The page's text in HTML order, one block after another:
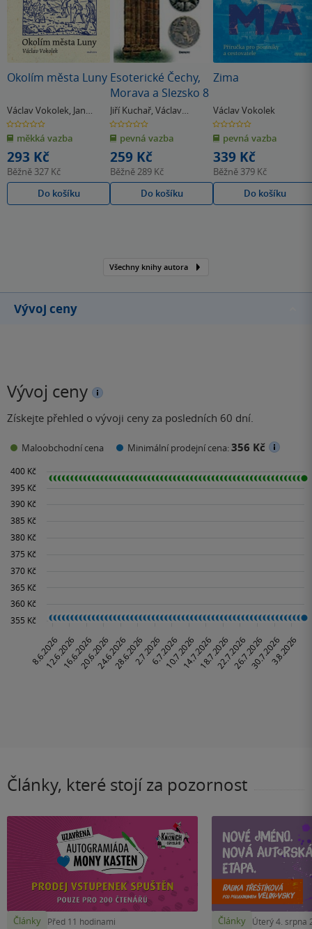
Okolím města Luny
Václav Vokolek Jan
Konůpek
0.0
z
5
hvězdiček
měkká vazba
293 Kč
Běžně 327 Kč
Do košíku
Esoterické Čechy,
Morava a Slezsko 8
Jiří Kuchař Václav
Vokolek
0.0
z
5
hvězdiček
pevná vazba
259 Kč
Běžně 289 Kč
Do košíku
Zima
Václav Vokolek
0.0
z
5
hvězdiček
pevná vazba
339 Kč
Běžně 379 Kč
Do košíku
Všechny knihy autora
Vývoj ceny
Vývoj ceny
Získejte přehled o vývoji ceny za posledních 60 dní.
Maloobchodní cena Minimální prodejní cena:356 Kč
Články, které stojí za pozornost
Články Před 11 hodinami Články Úterý 4. srpna